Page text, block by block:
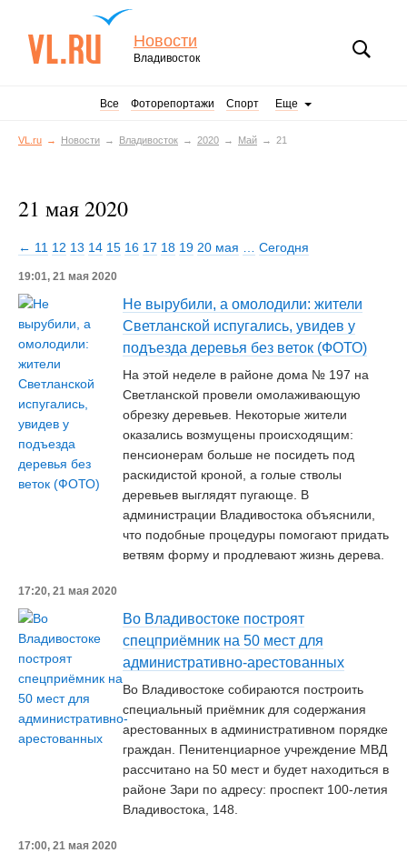
Новости
Владивосток
Все Фоторепортажи Спорт Еще
VL.ru Новости Владивосток 2020 Май 21
21 мая 2020
← 11 12 13 14 15 16 17 18 19 20 мая Сегодня
19:01, 21 мая 2020
Не вырубили, а омолодили: жители
Светланской испугались, увидев у
подъезда деревья без веток (ФОТО)
На этой неделе в районе дома № 197 на
Светланской провели омолаживающую
обрезку деревьев. Некоторые жители
оказались возмущены происходящим:
пенсионерам больше не посидеть под
раскидистой кроной, а голые стволы
деревьев выглядят пугающе. В
администрации Владивостока объяснили,
что подобные процедуры помогают придать
ветвям форму и продлевают жизнь дерева.
17:20, 21 мая 2020
Во Владивостоке построят
спецприёмник на 50 мест для
административно-арестованных
Во Владивостоке собираются построить
специальный приёмник для содержания
арестованных в административном порядке
граждан. Пенитенциарное учреждение МВД
рассчитано на 50 мест и будет находиться в
районе Зари по адресу: проспект 100-летия
Владивостока, 148.
17:00, 21 мая 2020